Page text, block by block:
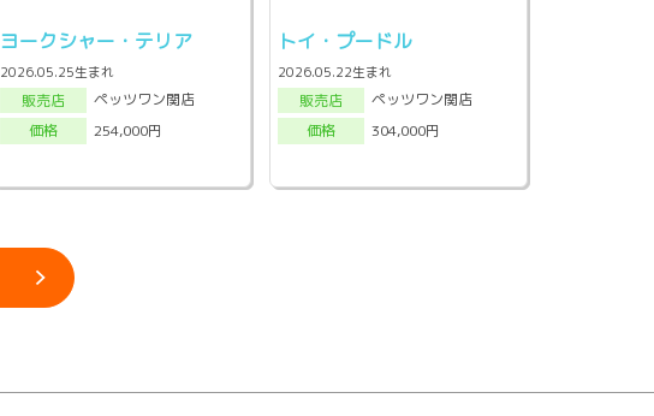
ヨークシャー・テリア
2026.05.25生まれ
販売店
ペッツワン関店
価格
254,000円
トイ・プードル
2026.05.22生まれ
販売店
ペッツワン関店
価格
304,000円